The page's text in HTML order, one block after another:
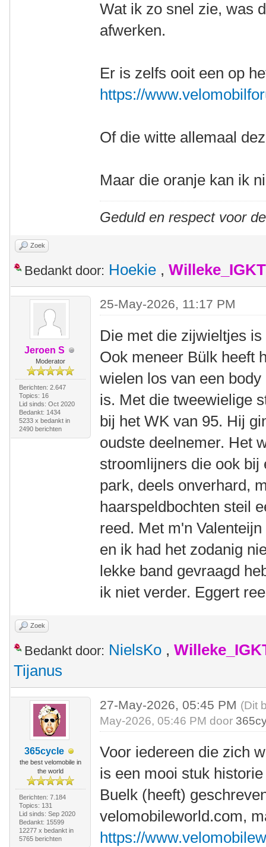
Wat ik zo snel zie, was
afwerken.
Er is zelfs ooit een op
https://
Of die witte allemaal
Maar die oranje kan ik
Geduld en respect voor
Zoek
Bedankt door: Hoekie , Willeke_IGKT
Jeroen S
Moderator
Berichten: 2.647
Topics: 16
Lid sinds: Oct 2020
Bedankt: 1434
5233 x bedankt in
2490 berichten
25-May-2026, 11:17 PM
Die met die zijwieltjes
Ook meneer Bülk heeft
wielen los van een
is. Met die tweewielige
bij het WK van 95. Hij
oudste deelnemer. Het
stroomlijners die ook
park, deels onverhard,
haarspeldbochten steil
reed. Met m'n
en ik had het zodanig
lekke band gevraagd
ik niet verder. Eggert
Zoek
Bedankt door: NielsKo ,
Tijanus
365cycle
the best velomobile in
the world
Berichten: 7.184
Topics: 131
Lid sinds: Sep 2020
Bedankt: 15599
12277 x bedankt in
5765 berichten
27-May-2026, 05:45 PM (Dit
May-2026, 05:46 PM door
Voor iedereen die zich
is een mooi stuk
Buelk (heeft)
velomobileworld.com,
https://